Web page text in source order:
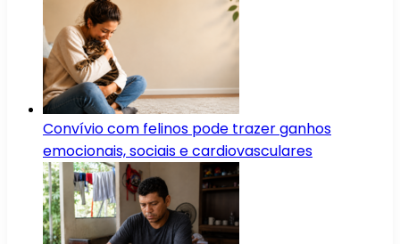
Convívio com felinos pode trazer ganhos
emocionais, sociais e cardiovasculares